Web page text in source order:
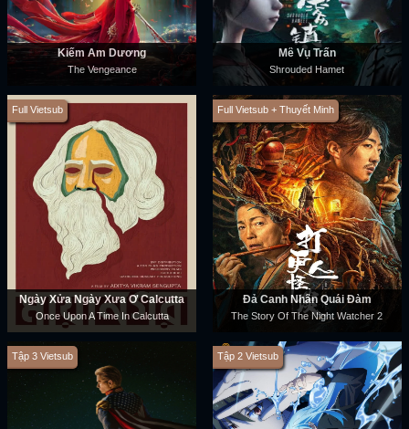
Kiếm Âm Dương
The Vengeance
Mê Vụ Trấn
Shrouded Hamet
Full Vietsub
Ngày Xửa Ngày Xưa Ở Calcutta
Once Upon A Time In Calcutta
Full Vietsub + Thuyết Minh
Đả Canh Nhân Quái Đàm
The Story Of The Night Watcher 2
Tập 3 Vietsub Tập 2 Vietsub